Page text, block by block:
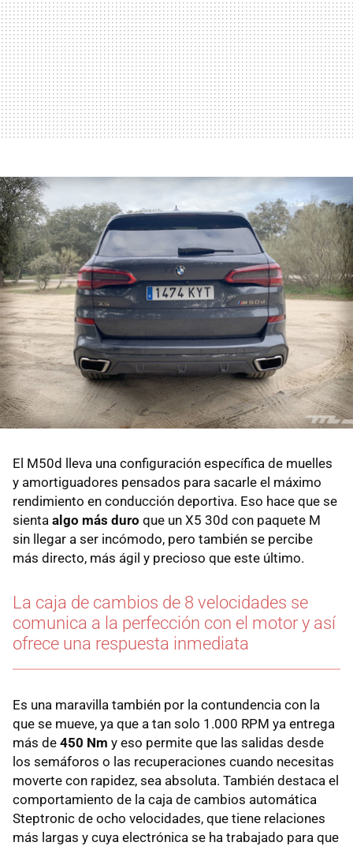
El M50d lleva una configuración específica de muelles
y amortiguadores pensados para sacarle el máximo
rendimiento en conducción deportiva. Eso hace que se
sienta algo más duro que un X5 30d con paquete M
sin llegar a ser incómodo, pero también se percibe
más directo, más ágil y precioso que este último.
La caja de cambios de 8 velocidades se
comunica a la perfección con el motor y así
ofrece una respuesta inmediata
Es una maravilla también por la contundencia con la
que se mueve, ya que a tan solo 1.000 RPM ya entrega
más de 450 Nm y eso permite que las salidas desde
los semáforos o las recuperaciones cuando necesitas
moverte con rapidez, sea absoluta. También destaca el
comportamiento de la caja de cambios automática
Steptronic de ocho velocidades, que tiene relaciones
más largas y cuya electrónica se ha trabajado para que